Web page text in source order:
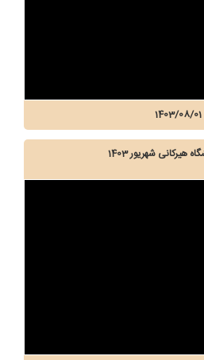
1403/08/01
هیرکانی شهریور 1403